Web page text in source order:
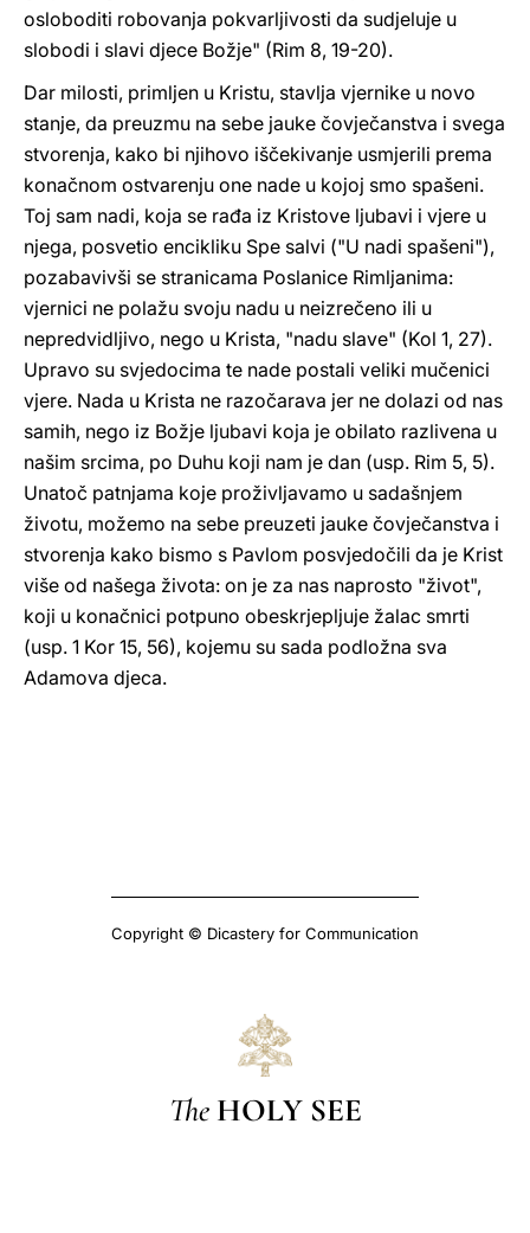
osloboditi robovanja pokvarljivosti da sudjeluje u
slobodi i slavi djece Božje" (Rim 8, 19-20).
Dar milosti, primljen u Kristu, stavlja vjernike u novo
stanje, da preuzmu na sebe jauke čovječanstva i svega
stvorenja, kako bi njihovo iščekivanje usmjerili prema
konačnom ostvarenju one nade u kojoj smo spašeni.
Toj sam nadi, koja se rađa iz Kristove ljubavi i vjere u
njega, posvetio encikliku Spe salvi ("U nadi spašeni"),
pozabavivši se stranicama Poslanice Rimljanima:
vjernici ne polažu svoju nadu u neizrečeno ili u
nepredvidljivo, nego u Krista, "nadu slave" (Kol 1, 27).
Upravo su svjedocima te nade postali veliki mučenici
vjere. Nada u Krista ne razočarava jer ne dolazi od nas
samih, nego iz Božje ljubavi koja je obilato razlivena u
našim srcima, po Duhu koji nam je dan (usp. Rim 5, 5).
Unatoč patnjama koje proživljavamo u sadašnjem
životu, možemo na sebe preuzeti jauke čovječanstva i
stvorenja kako bismo s Pavlom posvjedočili da je Krist
više od našega života: on je za nas naprosto "život",
koji u konačnici potpuno obeskrjepljuje žalac smrti
(usp. 1 Kor 15, 56), kojemu su sada podložna sva
Adamova djeca.
Copyright © Dicastery for Communication
The HOLY SEE